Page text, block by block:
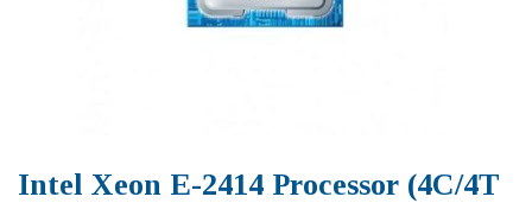
Intel Xeon E-2414 Processor (4C/4T